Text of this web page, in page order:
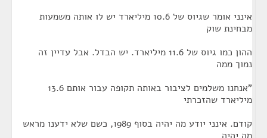
אינני אומר שגיוס של 10.6 מיליארד יש לו אותה משמעות
מבחינת שוק
ההון כמו גיוס של 11.6 מיליארד. יש הבדל. אבל עדיין זה
נמוך ממה
"אנחנו משלמים לציבור באותה תקופה עבור אותם 13.6
מיליארד שהזכרתי
קודם. אינני יודע מה יהיה בסוף 1989, כשם שלא ידענו מראש